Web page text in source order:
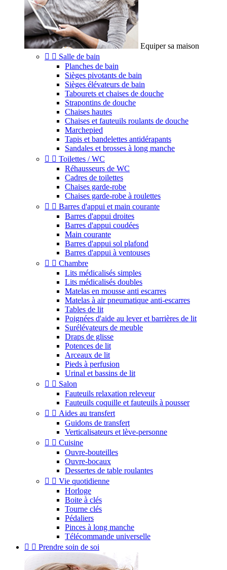
Equiper sa maison
  Salle de bain
Planches de bain
Sièges pivotants de bain
Sièges élévateurs de bain
Tabourets et chaises de douche
Strapontins de douche
Chaises hautes
Chaises et fauteuils roulants de douche
Marchepied
Tapis et bandelettes antidérapants
Sandales et brosses à long manche
  Toilettes / WC
Réhausseurs de WC
Cadres de toilettes
Chaises garde-robe
Chaises garde-robe à roulettes
  Barres d'appui et main courante
Barres d'appui droites
Barres d'appui coudées
Main courante
Barres d'appui sol plafond
Barres d'appui à ventouses
  Chambre
Lits médicalisés simples
Lits médicalisés doubles
Matelas en mousse anti escarres
Matelas à air pneumatique anti-escarres
Tables de lit
Poignées d'aide au lever et barrières de lit
Surélévateurs de meuble
Draps de glisse
Potences de lit
Arceaux de lit
Pieds à perfusion
Urinal et bassins de lit
  Salon
Fauteuils relaxation releveur
Fauteuils coquille et fauteuils à pousser
  Aides au transfert
Guidons de transfert
Verticalisateurs et lève-personne
  Cuisine
Ouvre-bouteilles
Ouvre-bocaux
Dessertes de table roulantes
  Vie quotidienne
Horloge
Boite à clés
Tourne clés
Pédaliers
Pinces à long manche
Télécommande universelle
  Prendre soin de soi